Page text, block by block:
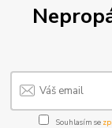
Souhlasím se